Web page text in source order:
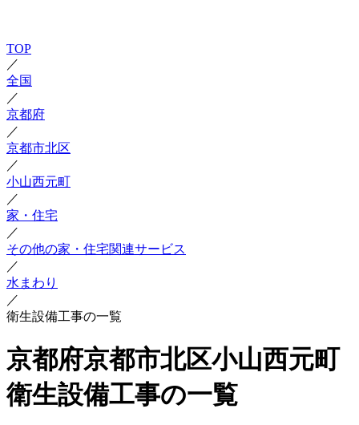
TOP
／
全国
／
京都府
／
京都市北区
／
小山西元町
／
家・住宅
／
その他の家・住宅関連サービス
／
水まわり
／
衛生設備工事の一覧
京都府京都市北区小山西元町
衛生設備工事の一覧